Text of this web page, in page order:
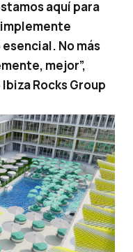
aquí para
No más
mejor”,
Ibiza Rocks Group